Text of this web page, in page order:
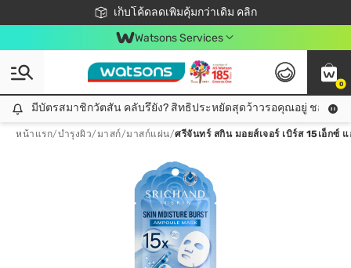
เก็บโค้ดลดเพิ่มคุ้มกว่าเดิม คลิก
ชอปออนไลน์ครั้งแรก ลดเพิ่มจุก ๆ 10%! 🎉
📦ส่งฟรี! เมื่อชอป 499฿
สมาชิกวัตสัน คลับดียังไง?
Watsons Services
0
มีบัตรสมาชิกวัตสัน คลับรึยัง? สิทธิประหยัดสุดว้าวรอคุณอยู่ ชอปคุ้มกว่าเดิม คลิก!
มีบัตรสมาชิกวัตสัน คลับรึยัง? สิทธิประหยัดสุดว้าวรอคุณอยู่ ชอปคุ้มก
หน้าแรก/บำรุงผิว/มาสก์/มาสก์แผ่น/ศรีจันทร์ สกิน มอยส์เจอร์ เบิร์ส 15เอ็กซ์